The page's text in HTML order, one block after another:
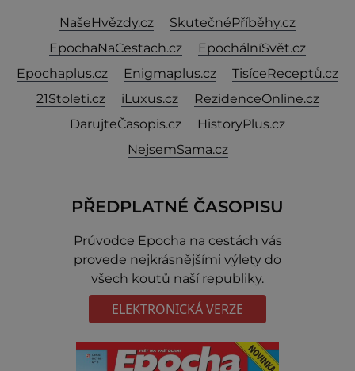
NašeHvězdy.cz
SkutečnéPříběhy.cz
EpochaNaCestach.cz
EpochálníSvět.cz
Epochaplus.cz
Enigmaplus.cz
TisíceReceptů.cz
21Stoleti.cz
iLuxus.cz
RezidenceOnline.cz
DarujteČasopis.cz
HistoryPlus.cz
NejsemSama.cz
PŘEDPLATNÉ ČASOPISU
Prúvodce Epocha na cestách vás
provede nejkrásnějšími výlety do
všech koutů naší republiky.
ELEKTRONICKÁ VERZE